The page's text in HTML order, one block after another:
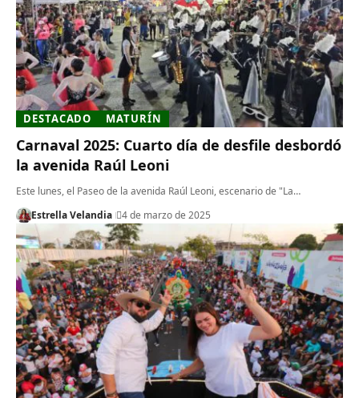
DESTACADO MATURÍN
Carnaval 2025: Cuarto día de desfile desbordó
la avenida Raúl Leoni
Este lunes, el Paseo de la avenida Raúl Leoni, escenario de "La…
Estrella Velandia
4 de marzo de 2025